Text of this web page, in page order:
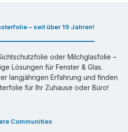
für SSL-Zertifikat
– seit über 19 Jahren!
oder Milchglasfolie –
Lösungen für Fenster & Glas.
langjährigen Erfahrung und finden
für Ihr Zuhause oder Büro!
Communities